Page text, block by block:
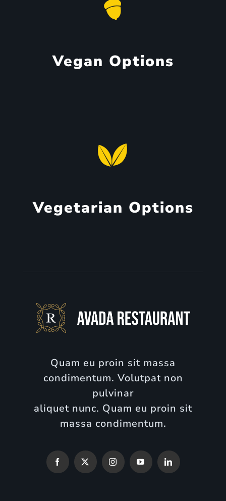
Vegan Options
Vegetarian Options
Quam eu proin sit massa
condimentum. Volutpat non
pulvinar
aliquet nunc. Quam eu proin sit
massa condimentum.